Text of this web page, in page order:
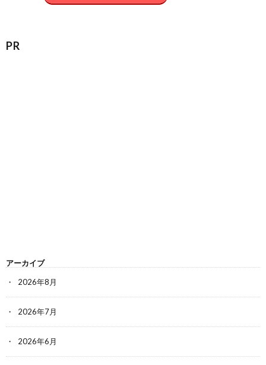
PR
アーカイブ
2026年8月
2026年7月
2026年6月